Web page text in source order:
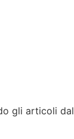
gli articoli